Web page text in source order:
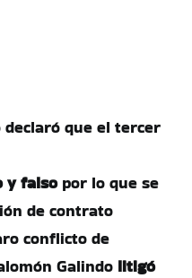
declaró que el tercer
y falso por lo que se
de contrato
conflicto de
Galindo litigó